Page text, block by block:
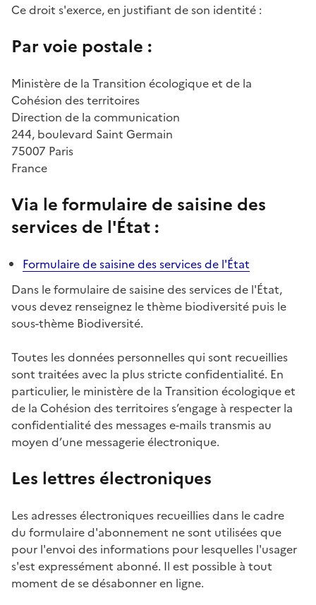
Ce droit s'exerce, en justifiant de son identité :
Par voie postale :
Ministère de la Transition écologique et de la
Cohésion des territoires
Direction de la communication
244, boulevard Saint Germain
75007 Paris
France
Via le formulaire de saisine des
services de l'État :
Formulaire de saisine des services de l'État
Dans le formulaire de saisine des services de l'État,
vous devez renseignez le thème biodiversité puis le
sous-thème Biodiversité.
Toutes les données personnelles qui sont recueillies
sont traitées avec la plus stricte confidentialité. En
particulier, le ministère de la Transition écologique et
de la Cohésion des territoires s’engage à respecter la
confidentialité des messages e-mails transmis au
moyen d’une messagerie électronique.
Les lettres électroniques
Les adresses électroniques recueillies dans le cadre
du formulaire d'abonnement ne sont utilisées que
pour l'envoi des informations pour lesquelles l'usager
s'est expressément abonné. Il est possible à tout
moment de se désabonner en ligne.